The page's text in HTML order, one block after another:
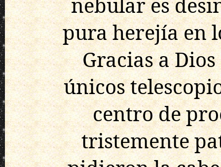
pura herejía en
Gracias a
únicos
centro de
tristemente